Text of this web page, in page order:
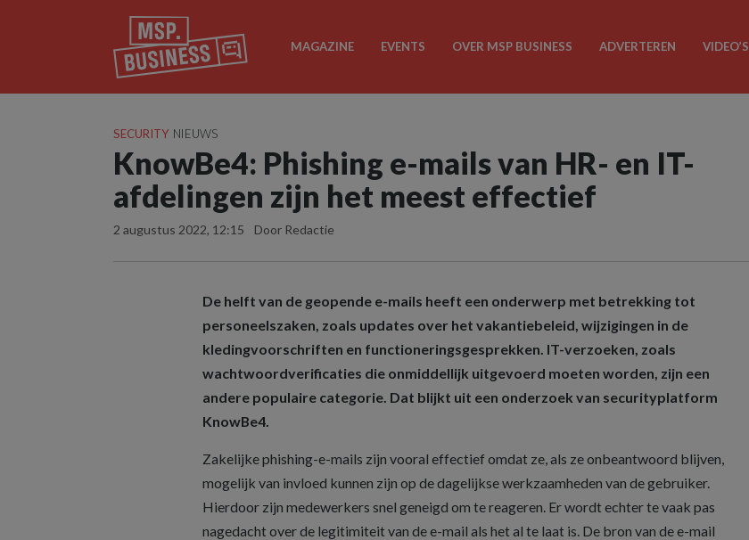
MAGAZINE EVENTS OVER MSP BUSINESS ADVERTEREN VIDEO’S
SECURITY NIEUWS
KnowBe4: Phishing e-mails van HR- en IT-
afdelingen zijn het meest effectief
2 augustus 2022, 12:15 Door Redactie
De helft van de geopende e-mails heeft een onderwerp met betrekking tot
personeelszaken, zoals updates over het vakantiebeleid, wijzigingen in de
kledingvoorschriften en functioneringsgesprekken. IT-verzoeken, zoals
wachtwoordverificaties die onmiddellijk uitgevoerd moeten worden, zijn een
andere populaire categorie. Dat blijkt uit een onderzoek van securityplatform
KnowBe4.
Zakelijke phishing-e-mails zijn vooral effectief omdat ze, als ze onbeantwoord blijven,
mogelijk van invloed kunnen zijn op de dagelijkse werkzaamheden van de gebruiker.
Hierdoor zijn medewerkers snel geneigd om te reageren. Er wordt echter te vaak pas
nagedacht over de legitimiteit van de e-mail als het al te laat is. De bron van de e-mail